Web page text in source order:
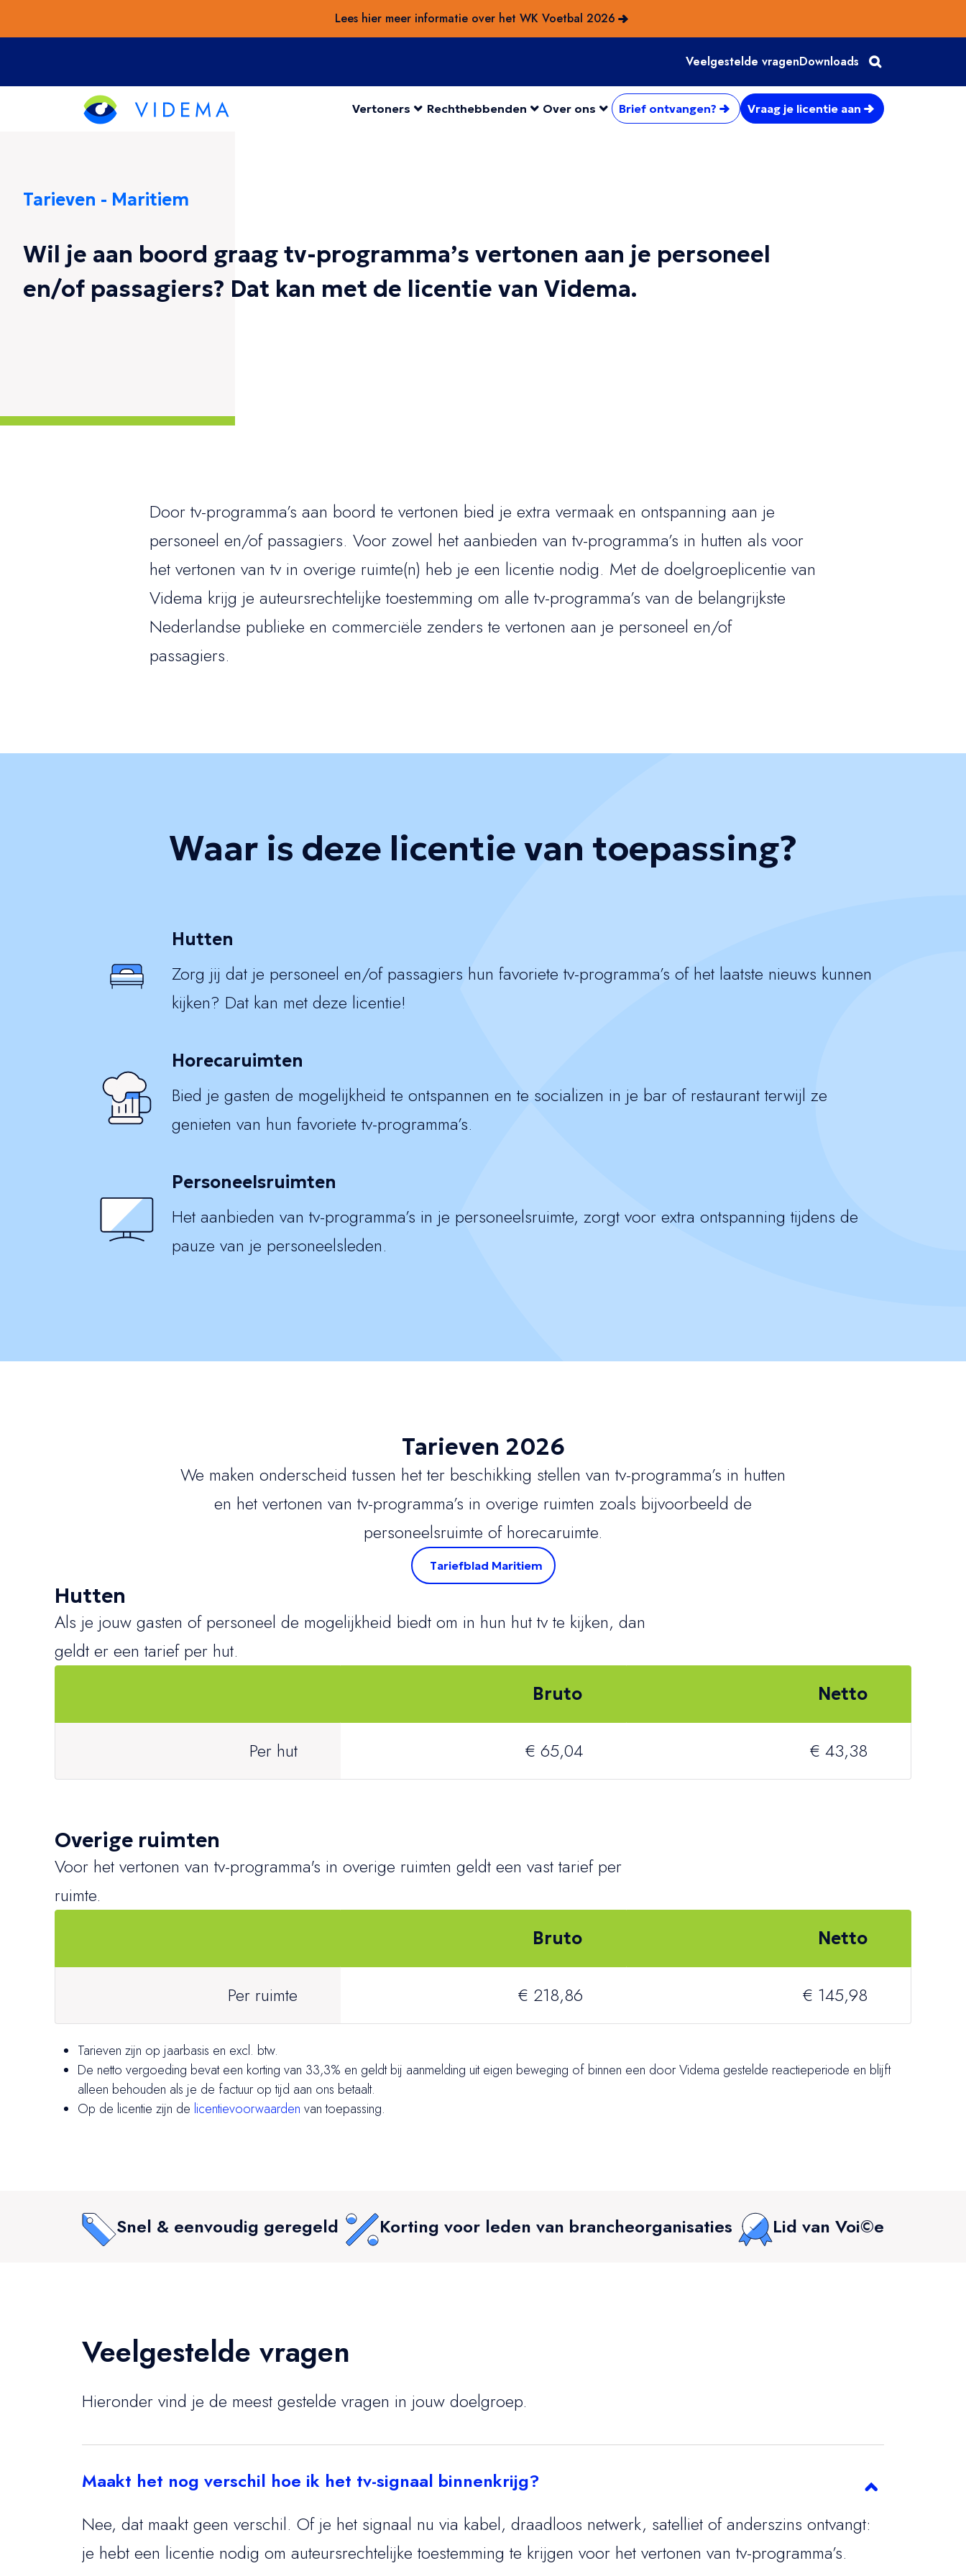
Lees hier meer informatie over het WK Voetbal 2026
Veelgestelde vragenDownloads
Vertoners Rechthebbenden Over ons Brief ontvangen? Vraag je licentie aan
Tarieven - Maritiem
Wil je aan boord graag tv-programma’s vertonen aan je personeel
en/of passagiers? Dat kan met de licentie van Videma.
Door tv-programma’s aan boord te vertonen bied je extra vermaak en ontspanning aan je
personeel en/of passagiers. Voor zowel het aanbieden van tv-programma’s in hutten als voor
het vertonen van tv in overige ruimte(n) heb je een licentie nodig. Met de doelgroeplicentie van
Videma krijg je auteursrechtelijke toestemming om alle tv-programma’s van de belangrijkste
Nederlandse publieke en commerciële zenders te vertonen aan je personeel en/of
passagiers.
Waar is deze licentie van toepassing?
Hutten
Zorg jij dat je personeel en/of passagiers hun favoriete tv-programma’s of het laatste nieuws kunnen
kijken? Dat kan met deze licentie!
Horecaruimten
Bied je gasten de mogelijkheid te ontspannen en te socializen in je bar of restaurant terwijl ze
genieten van hun favoriete tv-programma’s.
Personeelsruimten
Het aanbieden van tv-programma’s in je personeelsruimte, zorgt voor extra ontspanning tijdens de
pauze van je personeelsleden.
Tarieven 2026
We maken onderscheid tussen het ter beschikking stellen van tv-programma’s in hutten
en het vertonen van tv-programma’s in overige ruimten zoals bijvoorbeeld de
personeelsruimte of horecaruimte.
Tariefblad Maritiem
Hutten
Als je jouw gasten of personeel de mogelijkheid biedt om in hun hut tv te kijken, dan
geldt er een tarief per hut.
Bruto Netto
Per hut € 65,04 € 43,38
Overige ruimten
Voor het vertonen van tv-programma's in overige ruimten geldt een vast tarief per
ruimte.
Bruto Netto
Per ruimte € 218,86 € 145,98
Tarieven zijn op jaarbasis en excl. btw.
De netto vergoeding bevat een korting van 33,3% en geldt bij aanmelding uit eigen beweging of binnen een door Videma gestelde reactieperiode en blijft
alleen behouden als je de factuur op tijd aan ons betaalt.
Op de licentie zijn de licentievoorwaarden van toepassing.
Snel & eenvoudig geregeld Korting voor leden van brancheorganisaties Lid van Voi©e
Veelgestelde vragen
Hieronder vind je de meest gestelde vragen in jouw doelgroep.
Maakt het nog verschil hoe ik het tv-signaal binnenkrijg?
Nee, dat maakt geen verschil. Of je het signaal nu via kabel, draadloos netwerk, satelliet of anderszins ontvangt:
je hebt een licentie nodig om auteursrechtelijke toestemming te krijgen voor het vertonen van tv-programma’s.